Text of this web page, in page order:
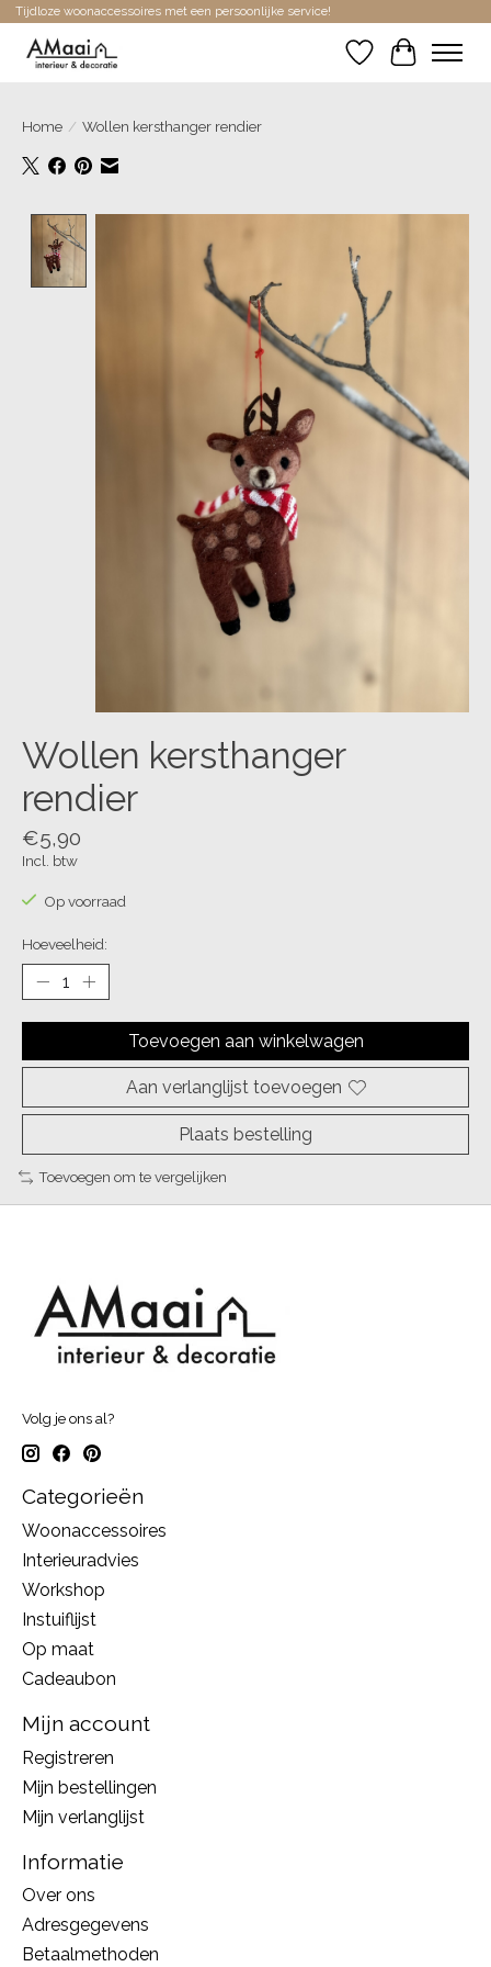
Tijdloze woonaccessoires met een persoonlijke service!
Verlanglijst
Home / Wollen kersthanger rendier
Wollen kersthanger
rendier
€5,90
Incl. btw
Op voorraad
Hoeveelheid:
Toevoegen aan winkelwagen
Aan verlanglijst toevoegen
Plaats bestelling
Toevoegen om te vergelijken
Volg je ons al?
Categorieën
Woonaccessoires
Interieuradvies
Workshop
Instuiflijst
Op maat
Cadeaubon
Mijn account
Registreren
Mijn bestellingen
Mijn verlanglijst
Informatie
Over ons
Adresgegevens
Betaalmethoden